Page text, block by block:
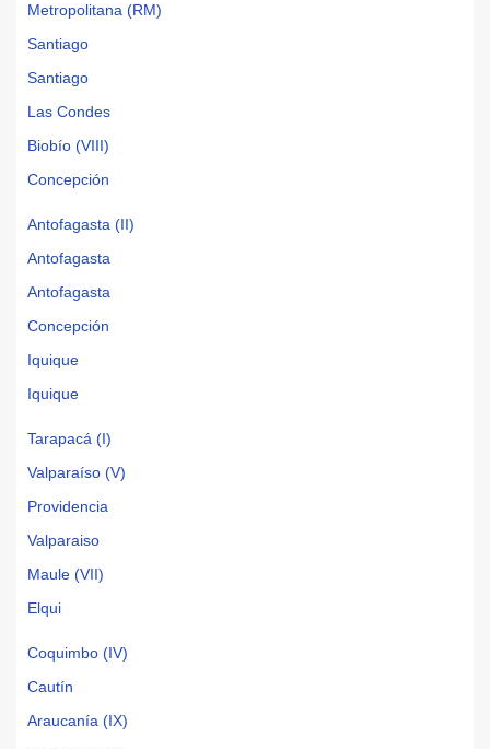
Metropolitana (RM)
Santiago
Santiago
Las Condes
Biobío (VIII)
Concepción
Antofagasta (II)
Antofagasta
Antofagasta
Concepción
Iquique
Iquique
Tarapacá (I)
Valparaíso (V)
Providencia
Valparaiso
Maule (VII)
Elqui
Coquimbo (IV)
Cautín
Araucanía (IX)